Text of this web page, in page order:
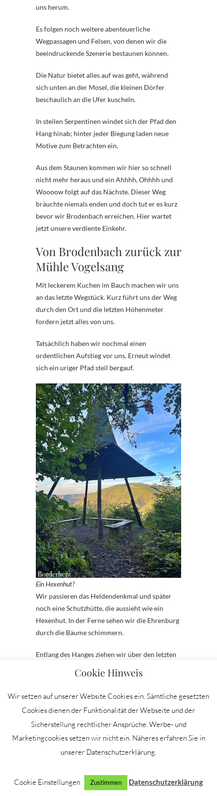
uns herum.
Es folgen noch weitere abenteuerliche
Wegpassagen und Felsen, von denen wir die
beeindruckende Szenerie bestaunen können.
Die Natur bietet alles auf was geht, während
sich unten an der Mosel, die kleinen Dörfer
beschaulich an die Ufer kuscheln.
In steilen Serpentinen windet sich der Pfad den
Hang hinab; hinter jeder Biegung laden neue
Motive zum Betrachten ein.
Aus dem Staunen kommen wir hier so schnell
nicht mehr heraus und ein Ahhhh, Ohhhh und
Woooow folgt auf das Nächste. Dieser Weg
bräuchte niemals enden und doch tut er es kurz
bevor wir Brodenbach erreichen. Hier wartet
jetzt unsere verdiente Einkehr.
Von Brodenbach zurück zur
Mühle Vogelsang
Mit leckerem Kuchen im Bauch machen wir uns
an das letzte Wegstück. Kurz führt uns der Weg
durch den Ort und die letzten Höhenmeter
fordern jetzt alles von uns.
Tatsächlich haben wir nochmal einen
ordentlichen Aufstieg vor uns. Erneut windet
sich ein uriger Pfad steil bergauf.
Ein Hexenhut?
Wir passieren das Heldendenkmal und später
noch eine Schutzhütte, die aussieht wie ein
Hexenhut. In der Ferne sehen wir die Ehrenburg
durch die Bäume schimmern.
Entlang des Hanges ziehen wir über den letzten
machen und unser Ziel sowie unseren
Fazit zum
Bergschluchtenpfad
Ehrenburg
Müde und erschöpft, dafür mit tausenden,
glücklichen Erinnerungen im Gepäck haben wir
Cookie Hinweis
Wir setzen auf unserer Website Cookies ein. Sämtliche gesetzten
Cookies dienen der Funktionalität der Webseite und der
Sicherstellung rechtlicher Ansprüche. Werbe- und
Marketingcookies setzen wir nicht ein. Näheres erfahren Sie in
unserer Datenschutzerklärung.
Cookie Einstellungen Zustimmen Datenschutzerklärung